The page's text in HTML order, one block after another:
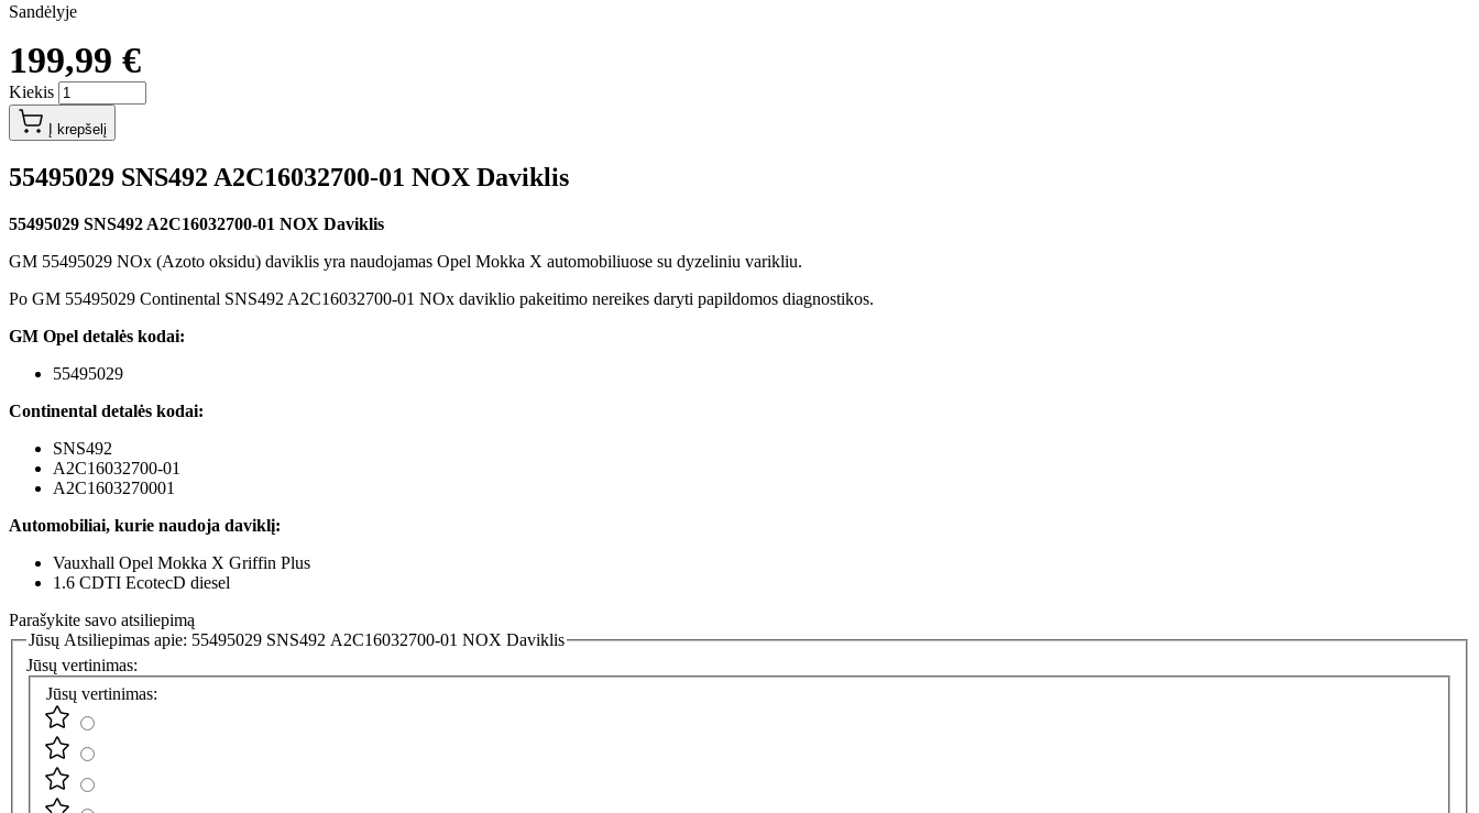
Sandėlyje
199,99 €
Kiekis
Į krepšelį
55495029 SNS492 A2C16032700-01 NOX Daviklis
55495029 SNS492 A2C16032700-01 NOX Daviklis
GM 55495029 NOx (Azoto oksidu) daviklis yra naudojamas Opel Mokka X automobiliuose su dyzeliniu varikliu.
Po GM 55495029 Continental SNS492 A2C16032700-01 NOx daviklio pakeitimo nereikes daryti papildomos diagnostikos.
GM Opel detalės kodai:
55495029
Continental detalės kodai:
SNS492
A2C16032700-01
A2C1603270001
Automobiliai, kurie naudoja daviklį:
Vauxhall Opel Mokka X Griffin Plus
1.6 CDTI EcotecD diesel
Parašykite savo atsiliepimą
Jūsų Atsiliepimas apie: 55495029 SNS492 A2C16032700-01 NOX Daviklis
Jūsų vertinimas:
Jūsų vertinimas: